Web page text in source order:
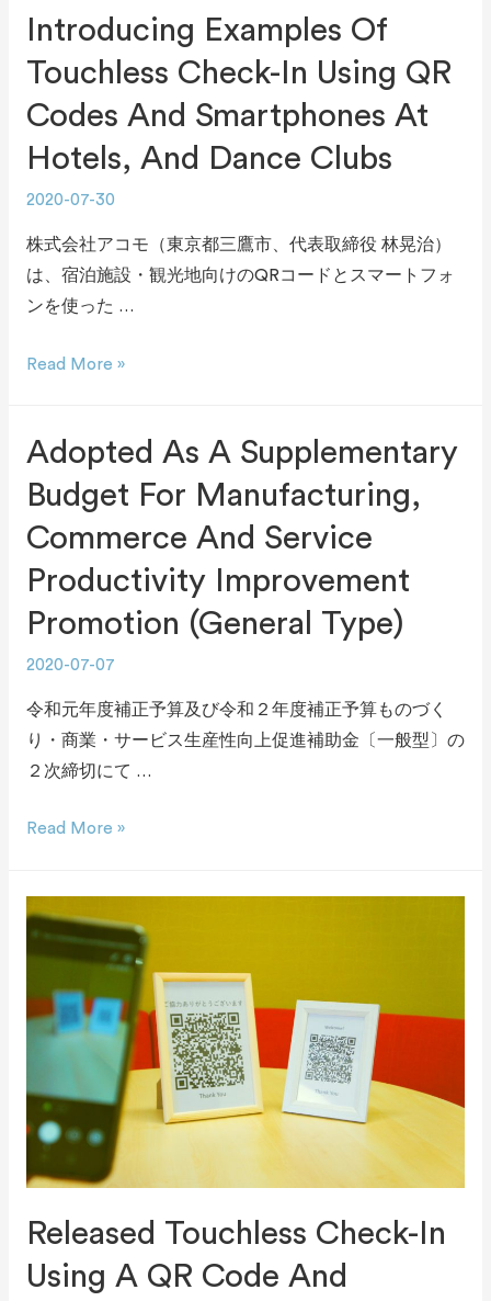
Introducing Examples Of
Touchless Check-In Using QR
Codes And Smartphones At
Hotels, And Dance Clubs
2020-07-30
株式会社アコモ（東京都三鷹市、代表取締役 林晃治）
は、宿泊施設・観光地向けのQRコードとスマートフォ
ンを使った …
Read More »
Adopted As A Supplementary
Budget For Manufacturing,
Commerce And Service
Productivity Improvement
Promotion (General Type)
2020-07-07
令和元年度補正予算及び令和２年度補正予算ものづく
り・商業・サービス生産性向上促進補助金〔一般型〕の
２次締切にて …
Read More »
Released Touchless Check-In
Using A QR Code And